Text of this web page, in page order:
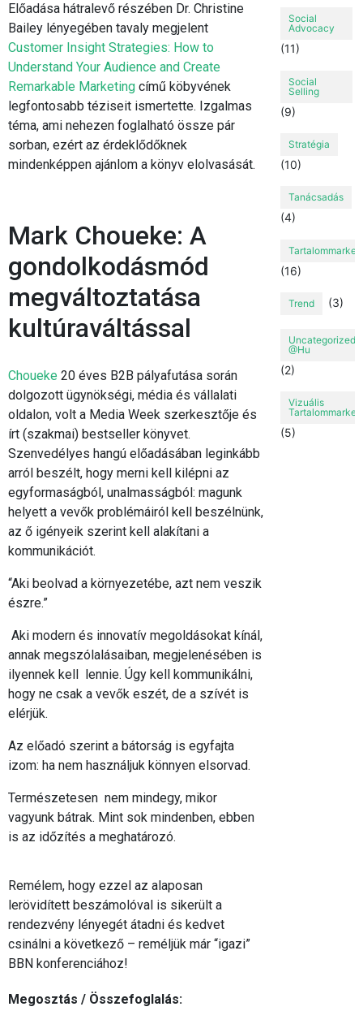
Előadása hátralevő részében Dr. Christine
Bailey lényegében tavaly megjelent
Customer Insight Strategies: How to
Understand Your Audience and Create
Remarkable Marketing című köbyvének
legfontosabb téziseit ismertette. Izgalmas
téma, ami nehezen foglalható össze pár
sorban, ezért az érdeklődőknek
mindenképpen ajánlom a könyv elolvasását.
Mark Choueke: A
gondolkodásmód
megváltoztatása
kultúraváltással
Choueke 20 éves B2B pályafutása során
dolgozott ügynökségi, média és vállalati
oldalon, volt a Media Week szerkesztője és
írt (szakmai) bestseller könyvet.
Szenvedélyes hangú előadásában leginkább
arról beszélt, hogy merni kell kilépni az
egyformaságból, unalmasságból: magunk
helyett a vevők problémáiról kell beszélnünk,
az ő igényeik szerint kell alakítani a
kommunikációt.
“Aki beolvad a környezetébe, azt nem veszik
észre.”
Aki modern és innovatív megoldásokat kínál,
annak megszólalásaiban, megjelenésében is
ilyennek kell lennie. Úgy kell kommunikálni,
hogy ne csak a vevők eszét, de a szívét is
elérjük.
Az előadó szerint a bátorság is egyfajta
izom: ha nem használjuk könnyen elsorvad.
Természetesen nem mindegy, mikor
vagyunk bátrak. Mint sok mindenben, ebben
is az időzítés a meghatározó.
Remélem, hogy ezzel az alaposan
lerövidített beszámolóval is sikerült a
rendezvény lényegét átadni és kedvet
csinálni a következő – reméljük már “igazi”
BBN konferenciához!
Megosztás / Összefoglalás:
Social
Advocacy
(11)
Social
Selling
(9)
Stratégia
(10)
Tanácsadás
(4)
(16)
Trend (3)
Uncategorized
@hu
(2)
Vizuális
(5)